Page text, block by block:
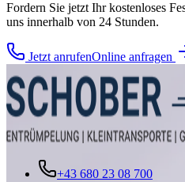
Fordern Sie jetzt Ihr kostenloses
uns innerhalb von 24 Stunden.
Jetzt anrufenOnline anfragen
+43 680 23 08 700